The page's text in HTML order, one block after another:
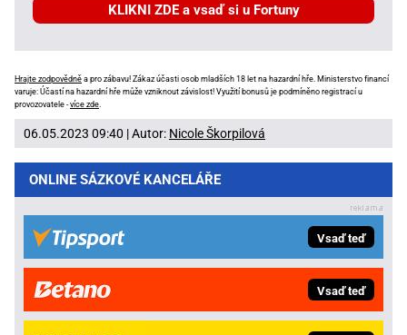
KLIKNI ZDE a vsaď si u Fortuny
Hrajte zodpovědně a pro zábavu! Zákaz účasti osob mladších 18 let na hazardní hře. Ministerstvo financí
varuje: Účastí na hazardní hře může vzniknout závislost! Využití bonusů je podmíněno registrací u
provozovatele -více zde
06.05.2023 09:40 | Autor: Nicole Škorpilová
ONLINE SÁZKOVÉ KANCELÁŘE
Vsaď teď
Vsaď teď